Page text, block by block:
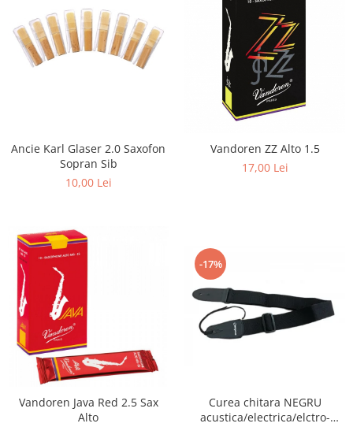
Ancie Karl Glaser 2.0 Saxofon
Sopran Sib
10,00 Lei
Vandoren ZZ Alto 1.5
17,00 Lei
Vandoren Java Red 2.5 Sax
Alto
-17%
Curea chitara NEGRU
acustica/electrica/elctro-